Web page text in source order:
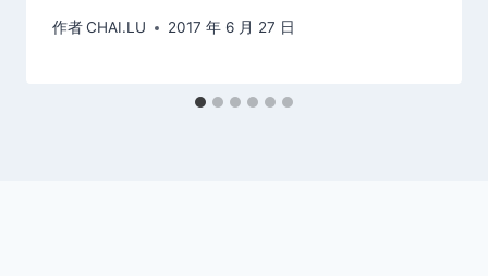
作者CHAI.LU 2017 年 6 月 27 日